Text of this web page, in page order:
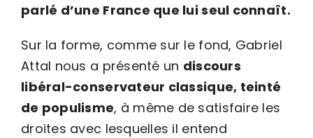
parlé d’une France que lui seul connaît.
Sur la forme, comme sur le fond, Gabriel
Attal nous a présenté un discours
libéral-conservateur classique, teinté
de populisme, à même de satisfaire les
droites avec lesquelles il entend